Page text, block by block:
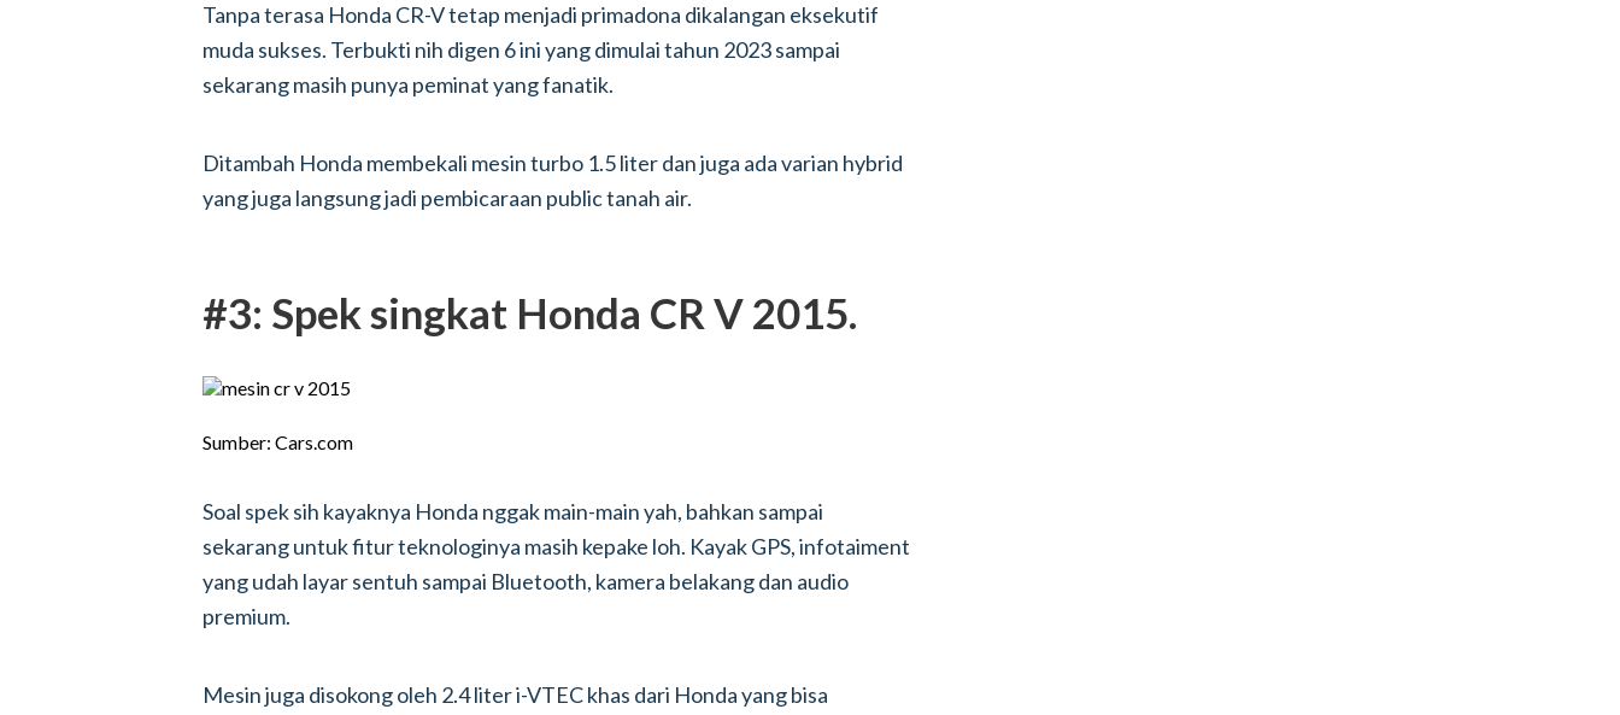
Tanpa terasa Honda CR-V tetap menjadi primadona dikalangan eksekutif
muda sukses. Terbukti nih digen 6 ini yang dimulai tahun 2023 sampai
sekarang masih punya peminat yang fanatik.
Ditambah Honda membekali mesin turbo 1.5 liter dan juga ada varian hybrid
yang juga langsung jadi pembicaraan public tanah air.
#3: Spek singkat Honda CR V 2015.
Sumber: Cars.com
Soal spek sih kayaknya Honda nggak main-main yah, bahkan sampai
sekarang untuk fitur teknologinya masih kepake loh. Kayak GPS, infotaiment
yang udah layar sentuh sampai Bluetooth, kamera belakang dan audio
premium.
Mesin juga disokong oleh 2.4 liter i-VTEC khas dari Honda yang bisa